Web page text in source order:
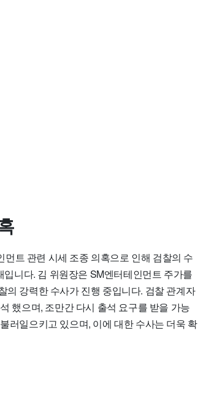
트 관련 시세 조종 의혹으로 인해 검찰의 수
니다. 김 위원장은 SM엔터테인먼트 주가를
의 강력한 수사가 진행 중입니다. 검찰 관계자
했으며, 조만간 다시 출석 요구를 받을 가능
러일으키고 있으며, 이에 대한 수사는 더욱 확